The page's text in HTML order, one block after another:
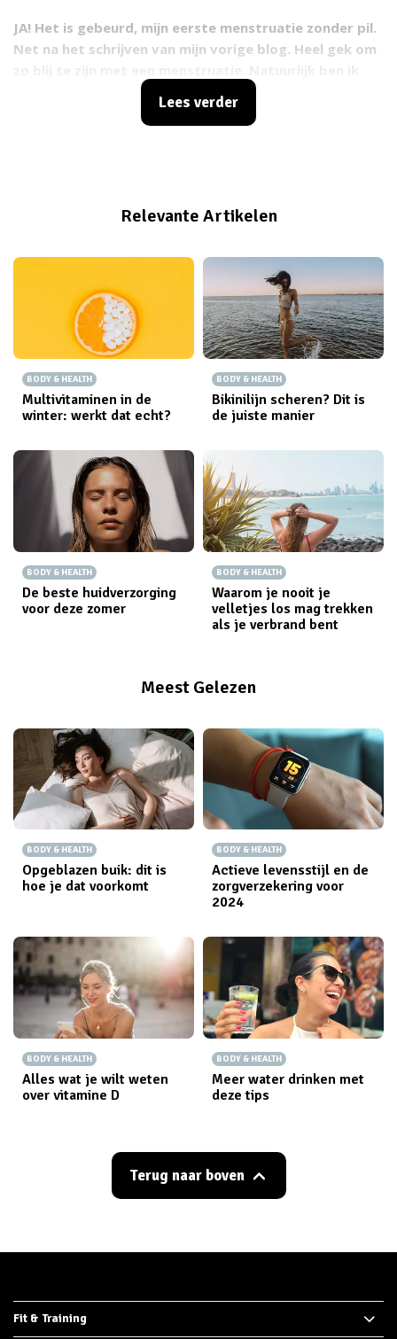
JA! Het is gebeurd, mijn eerste menstruatie zonder pil.
Net na het schrijven van mijn vorige blog. Heel gek om
nog aan het ontpillen, dus kan mijn menstruatie nu nog
anders zijn dan over een paar maanden. Helaas had ik
maar wel erger gezwollen was. Sommige broeken
Lees verder
Relevante Artikelen
BODY & HEALTH
Multivitaminen in de
winter: werkt dat echt?
BODY & HEALTH
Bikinilijn scheren? Dit is
de juiste manier
BODY & HEALTH
De beste huidverzorging
voor deze zomer
BODY & HEALTH
Waarom je nooit je
velletjes los mag trekken
als je verbrand bent
Meest Gelezen
BODY & HEALTH
Opgeblazen buik: dit is
hoe je dat voorkomt
BODY & HEALTH
Actieve levensstijl en de
zorgverzekering voor
2024
BODY & HEALTH
Alles wat je wilt weten
over vitamine D
BODY & HEALTH
Meer water drinken met
deze tips
Terug naar boven
Fit & Training